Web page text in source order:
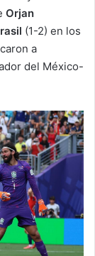
Orjan
(1-2) en los
a
del México-